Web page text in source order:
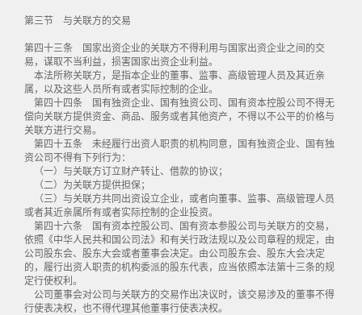
第三节 与关联方的交易
第四十三条 国家出资企业的关联方不得利用与国家出资企业之间的交
易，谋取不当利益，损害国家出资企业利益。
本法所称关联方，是指本企业的董事、监事、高级管理人员及其近亲
属，以及这些人员所有或者实际控制的企业。
第四十四条 国有独资企业、国有独资公司、国有资本控股公司不得无
偿向关联方提供资金、商品、服务或者其他资产，不得以不公平的价格与
关联方进行交易。
第四十五条 未经履行出资人职责的机构同意，国有独资企业、国有独
资公司不得有下列行为：
（一）与关联方订立财产转让、借款的协议；
（二）为关联方提供担保；
（三）与关联方共同出资设立企业，或者向董事、监事、高级管理人员
或者其近亲属所有或者实际控制的企业投资。
第四十六条 国有资本控股公司、国有资本参股公司与关联方的交易，
依照《中华人民共和国公司法》和有关行政法规以及公司章程的规定，由
公司股东会、股东大会或者董事会决定。由公司股东会、股东大会决定
的，履行出资人职责的机构委派的股东代表，应当依照本法第十三条的规
定行使权利。
公司董事会对公司与关联方的交易作出决议时，该交易涉及的董事不得
行使表决权，也不得代理其他董事行使表决权。